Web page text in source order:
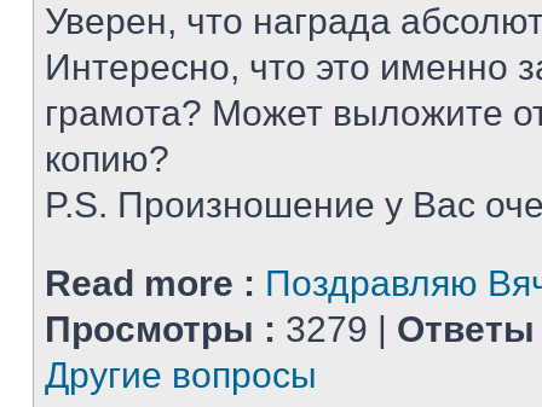
Уверен, что награда
Интересно, что это именно
грамота? Может выложите
копию?
P.S. Произношение у Вас
Read more : Поздравляю
Просмотры : 3279 | Ответы
Другие вопросы